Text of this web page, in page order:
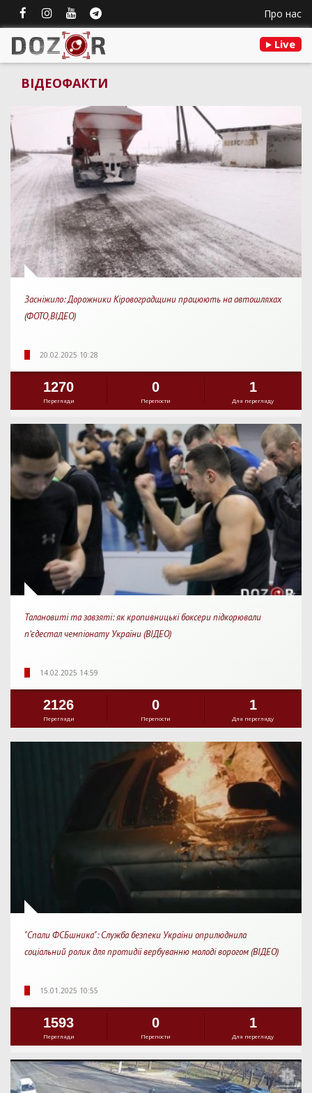
Про нас
Live
ВІДЕОФАКТИ
Засніжило: Дорожники Кіровоградщини працюють на автошляхах
(ФОТО,ВІДЕО)
20.02.2025 10:28
1270
Перегляди
0
Перепости
1
Для перегляду
Талановиті та завзяті: як кропивницькі боксери підкорювали
пʼєдестал чемпіонату України (ВІДЕО)
14.02.2025 14:59
2126
Перегляди
0
Перепости
1
Для перегляду
"Спали ФСБшника": Служба безпеки України оприлюднила
соціальний ролик для протидії вербуванню молоді ворогом (ВІДЕО)
15.01.2025 10:55
1593
Перегляди
0
Перепости
1
Для перегляду